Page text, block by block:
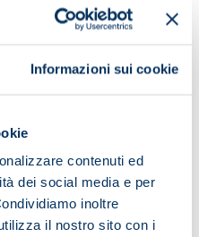
Informazioni sui cookie
contenuti ed
dei social media e per
inoltre
il nostro sito con i
summer of 2024,
and scored nine
and our recent
and everyone
returns, David!